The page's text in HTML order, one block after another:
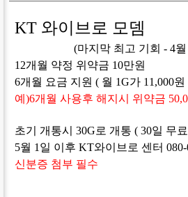
KT 와이브로 모뎀
(마지막 최고 기회 - 4
12개월 약정 위약금 10만원
6개월 요금 지원 ( 월 1G가 11,000원
예)6개월 사용후 해지시 위약금
초기 개통시 30G로 개통 ( 30일 무
5월 1일 이후 KT와이브로 센터
신분증 첨부 필수
Sketchbook5, 스
Sketchbook5, 스